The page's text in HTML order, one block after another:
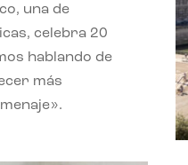
una de
celebra 20
hablando de
más